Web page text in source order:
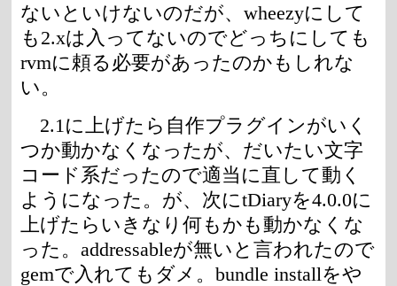
ないといけないのだが、wheezyにして
も2.xは入ってないのでどっちにしても
rvmに頼る必要があったのかもしれな
い。
2.1に上げたら自作プラグインがいく
つか動かなくなったが、だいたい文字
コード系だったので適当に直して動く
ようになった。が、次にtDiaryを4.0.0に
上げたらいきなり何もかも動かなくな
った。addressableが無いと言われたので
gemで入れてもダメ。bundle installをや